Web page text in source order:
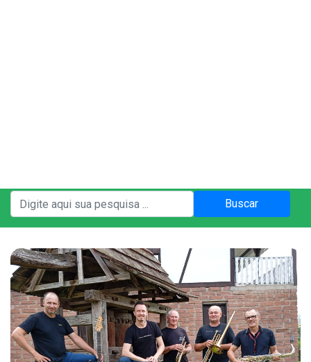
Institucional
A Prefeitura
Gabinete do Vice-prefeito
História do Município
Símbolos Oficiais
Estrutura Organizacional
Buscar